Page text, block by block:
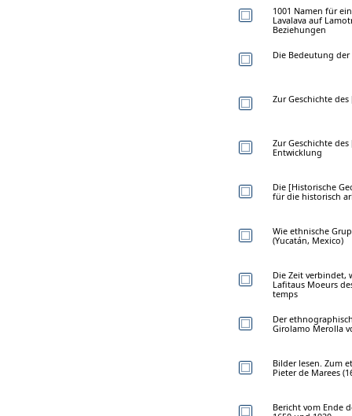
1001 Namen für
Lavalava auf
Beziehungen
Die Bedeutung
Zur Geschichte
Zur Geschichte
Entwicklung
Die [Historische
für die historisch
Wie ethnische
(Yucatán, Mexico)
Die Zeit verbindet,
Lafitaus Moeurs
temps
Der
Girolamo Merolla
Bilder lesen. Zum
Pieter de Marees
Bericht vom Ende